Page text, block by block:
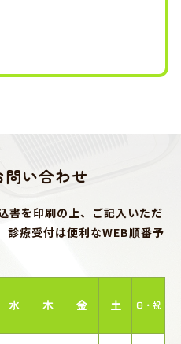
い合わせ
書を印刷の上、ご記入いただ
診療受付は便利なWEB順番予
水 木 金 土 日・祝